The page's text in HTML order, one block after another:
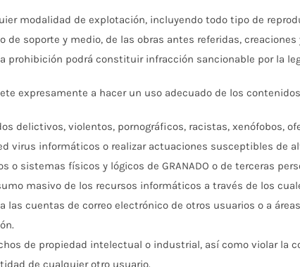
modalidad de explotación, incluyendo todo tipo de
de soporte y medio, de las obras antes referidas,
prohibición podrá constituir infracción sancionable por la
expresamente a hacer un uso adecuado de los
delictivos, violentos, pornográficos, racistas, xenófobos,
virus informáticos o realizar actuaciones susceptibles de
o sistemas físicos y lógicos de GRANADO o de terceras
masivo de los recursos informáticos a través de los
las cuentas de correo electrónico de otros usuarios o a
de propiedad intelectual o industrial, así como violar la
de cualquier otro usuario.